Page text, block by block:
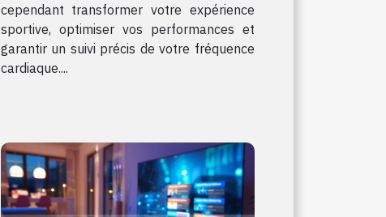
cependant transformer votre expérience
sportive, optimiser vos performances et
garantir un suivi précis de votre fréquence
cardiaque....